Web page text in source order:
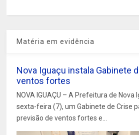
Matéria em evidência
Nova Iguaçu instala Gabinete
ventos fortes
NOVA IGUAÇU – A Prefeitura de Nova
sexta-feira (7), um Gabinete de Crise
previsão de ventos fortes e...